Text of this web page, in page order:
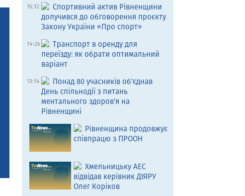
15:12
Спортивний актив Рівненщини
долучився до обговорення проєкту
Закону України «Про спорт»
14:26
Транспорт в оренду для
переїзду: як обрати оптимальний
варіант
13:14
Понад 80 учасників об’єднав
День спільнодії з питань
ментального здоров’я на
Рівненщині
Рівненщина продовжує
співпрацю з ПРООН
Хмельницьку АЕС
відвідав керівник ДІЯРУ
Олег Коріков